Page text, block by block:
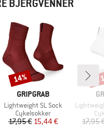
BJERGVENNER
MÆRKE
GRIPGRAB
Artikel
Lightweight SL Sock
Produktgruppe
Cykelsokker
Pris
17,95 € Nedsat pris
15,44 €
Rabat
14%
Artikel
17,95